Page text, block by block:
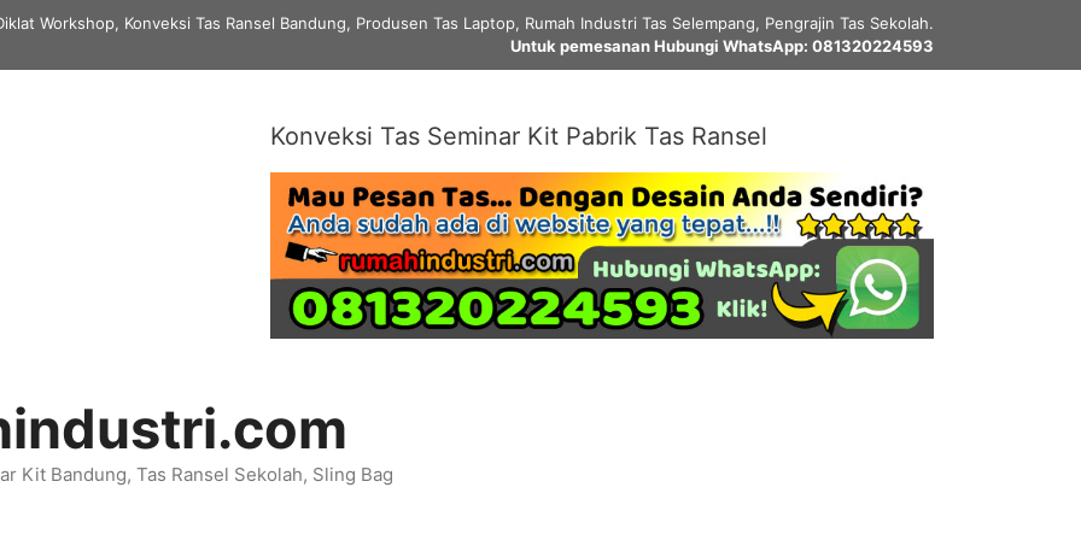
Workshop, Konveksi Tas Ransel Bandung, Produsen Tas Laptop, Rumah Industri Tas Selempang, Pengrajin Tas Sekolah.
Untuk pemesanan Hubungi WhatsApp: 081320224593
Konveksi Tas Seminar Kit Pabrik Tas Ransel
Kit Bandung, Tas Ransel Sekolah, Sling Bag